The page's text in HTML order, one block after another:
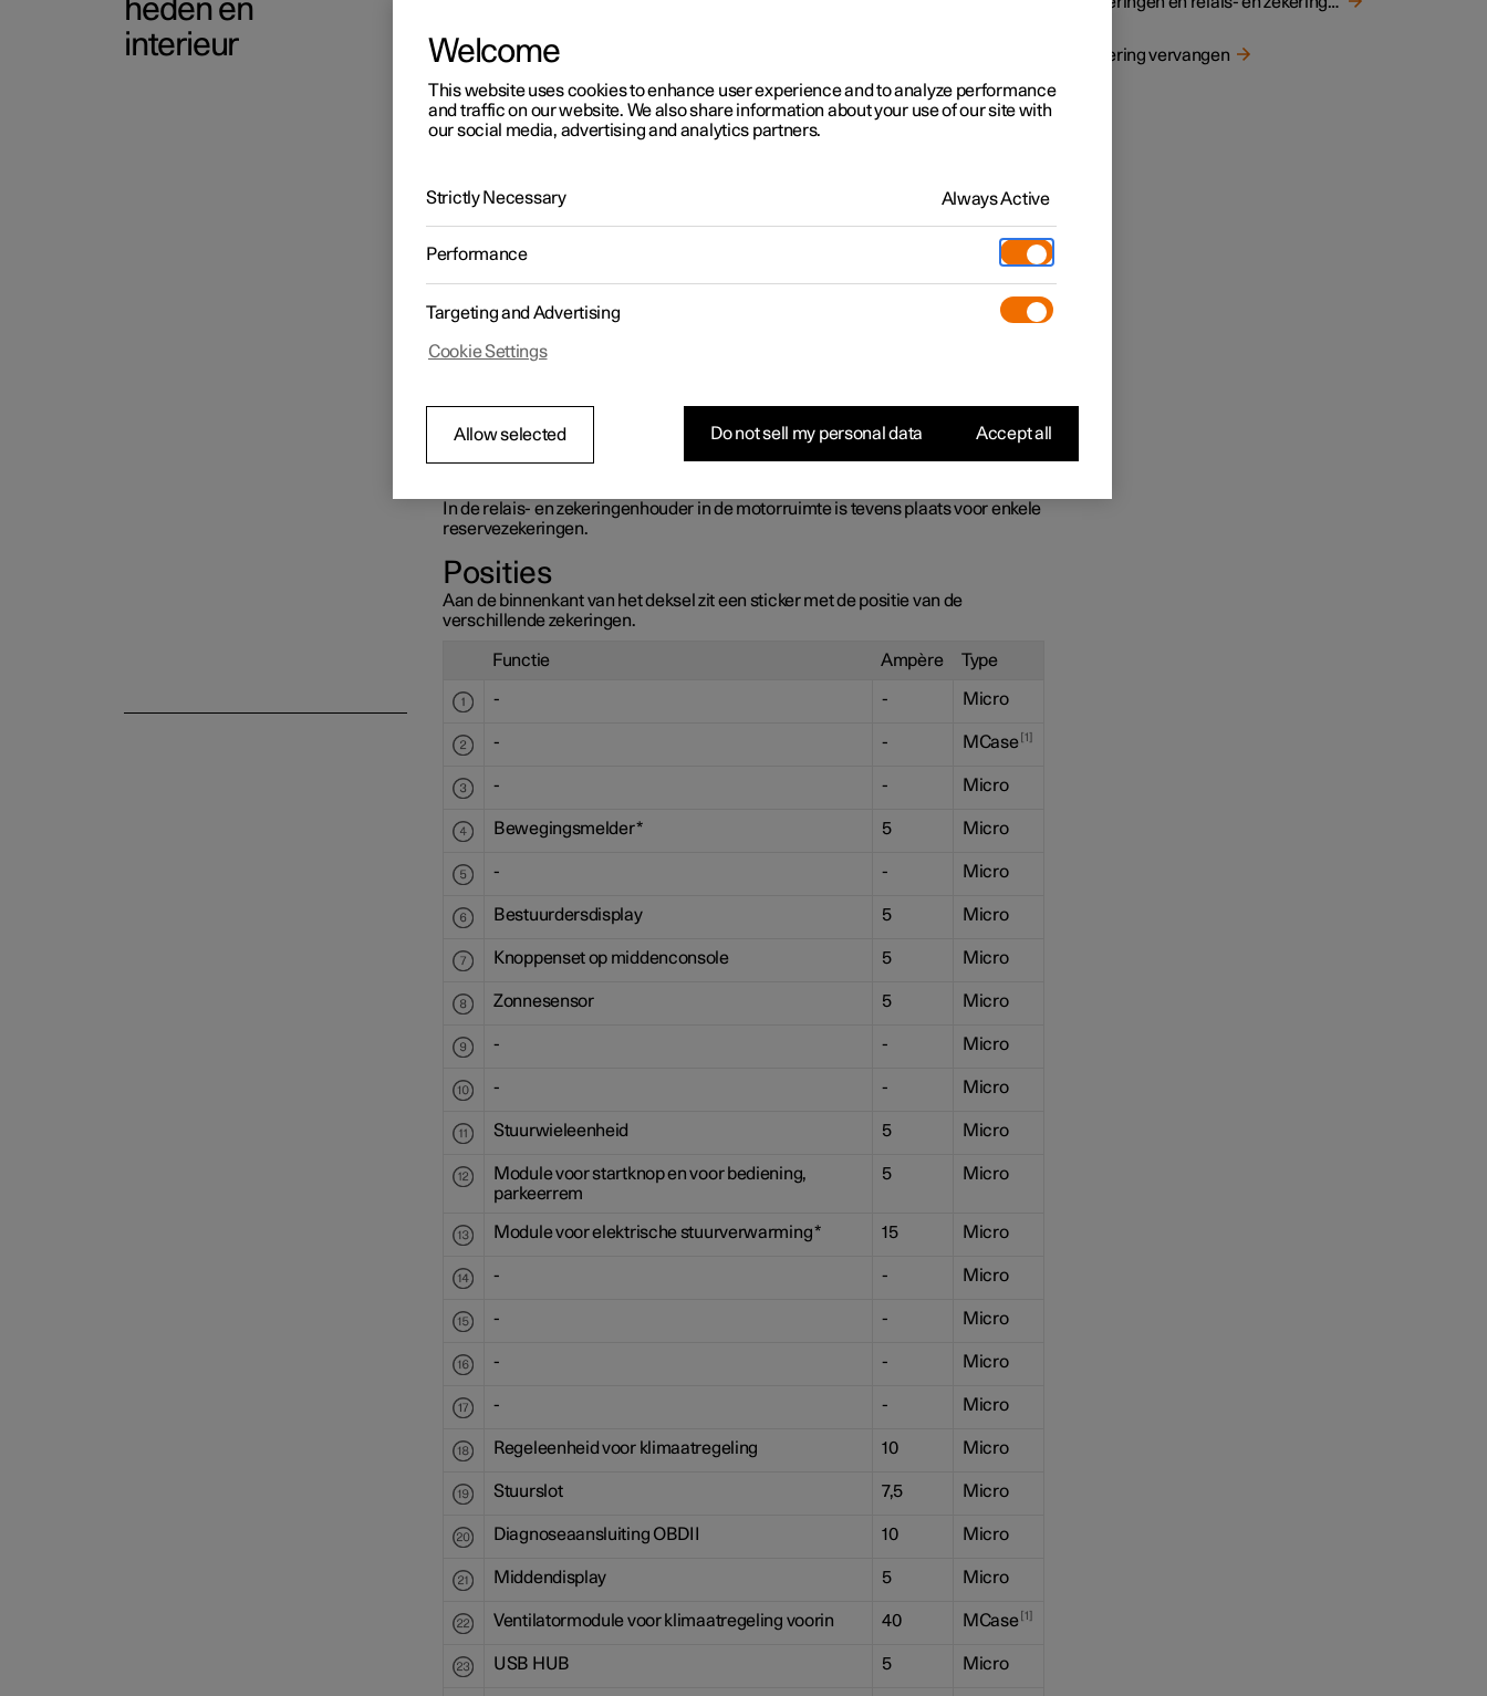
heden en
interieur
Aan de binnenkant van het deksel zit een speciale trekker waarmee u de
In derelais- en zekeringenhouder in de motorruimteis tevens plaats voor enkele
reservezekeringen.
Posities
Aan de binnenkant van het deksel zit een sticker met de positie van de
verschillende zekeringen.
Functie Ampère Type
- - Micro
- - MCase 1
- - Micro
Bewegingsmelder* 5 Micro
- - Micro
Bestuurdersdisplay 5 Micro
Knoppenset op middenconsole 5 Micro
Zonnesensor 5 Micro
- - Micro
- - Micro
Stuurwieleenheid 5 Micro
Module voor startknop en voor bediening,
parkeerrem
5 Micro
Module voor elektrische stuurverwarming* 15 Micro
- - Micro
- - Micro
- - Micro
- - Micro
Regeleenheid voor klimaatregeling 10 Micro
Stuurslot 7,5 Micro
Diagnoseaansluiting OBDII 10 Micro
Middendisplay 5 Micro
Ventilatormodule voor klimaatregeling voorin 40 MCase 1
USB HUB 5 Micro
Zekering vervangen
Welcome
This website uses cookies to enhance user experience and to analyze performance
and traffic on our website. We also share information about your use of our site with
our social media, advertising and analytics partners.
Strictly Necessary Always Active
Performance
Targeting and Advertising
Cookie Settings
Allow selected Do not sell my personal data Accept all